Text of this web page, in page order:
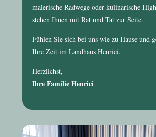
malerische Radwege oder kulinarische
stehen Ihnen mit Rat und Tat zur Seite.
Fühlen Sie sich bei uns wie zu Hause und
Ihre Zeit im Landhaus Henrici.
Herzlichst,
Ihre Familie Henrici